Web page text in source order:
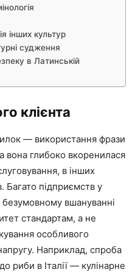
інших культур
судження
в Латинській
клієнта
— використання фрази
вона глибоко вкоренилася
в інших
Багато підприємств у
безумовному вшануванні
стандартам, а не
особливого
Наприклад, спроба
риби в Італії — кулінарне